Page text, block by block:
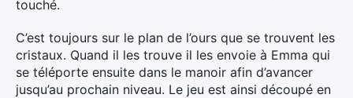
touché.
C’est toujours sur le plan de l’ours que se trouvent les
cristaux. Quand il les trouve il les envoie à Emma qui
se téléporte ensuite dans le manoir afin d’avancer
jusqu’au prochain niveau. Le jeu est ainsi découpé en